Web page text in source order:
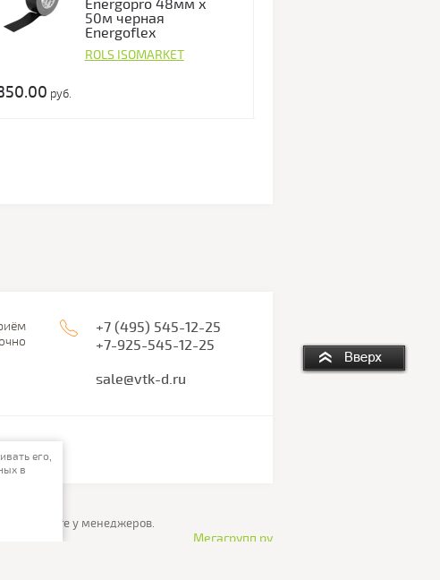
Energopro 48мм х
50м черная
Energoflex
ROLS ISOMARKET
руб.
+7 (495) 545-12-25
+7-925-545-12-25
sale@vtk-d.ru
уточняйте у менеджеров.
Мегагрупп.ру
его,
в